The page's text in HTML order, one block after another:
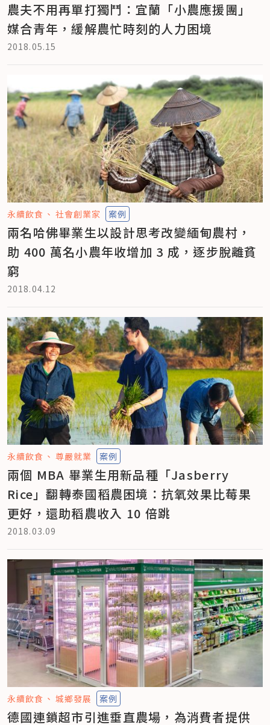
農夫不用再單打獨鬥：宜蘭「小農應援團」
媒合青年，緩解農忙時刻的人力困境
2018.05.15
永續飲食 社會創業家 案例
兩名哈佛畢業生以設計思考改變緬甸農村，
助 400 萬名小農年收增加 3 成，逐步脫離貧
窮
2018.04.12
永續飲食 尊嚴就業 案例
兩個 MBA 畢業生用新品種「Jasberry
Rice」翻轉泰國稻農困境：抗氧效果比莓果
更好，還助稻農收入 10 倍跳
2018.03.09
永續飲食 城鄉發展 案例
德國連鎖超市引進垂直農場，為消費者提供